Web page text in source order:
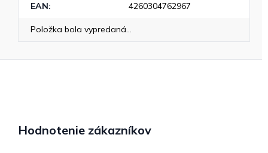
EAN: 4260304762967
Položka bola vypredaná…
Hodnotenie zákazníkov